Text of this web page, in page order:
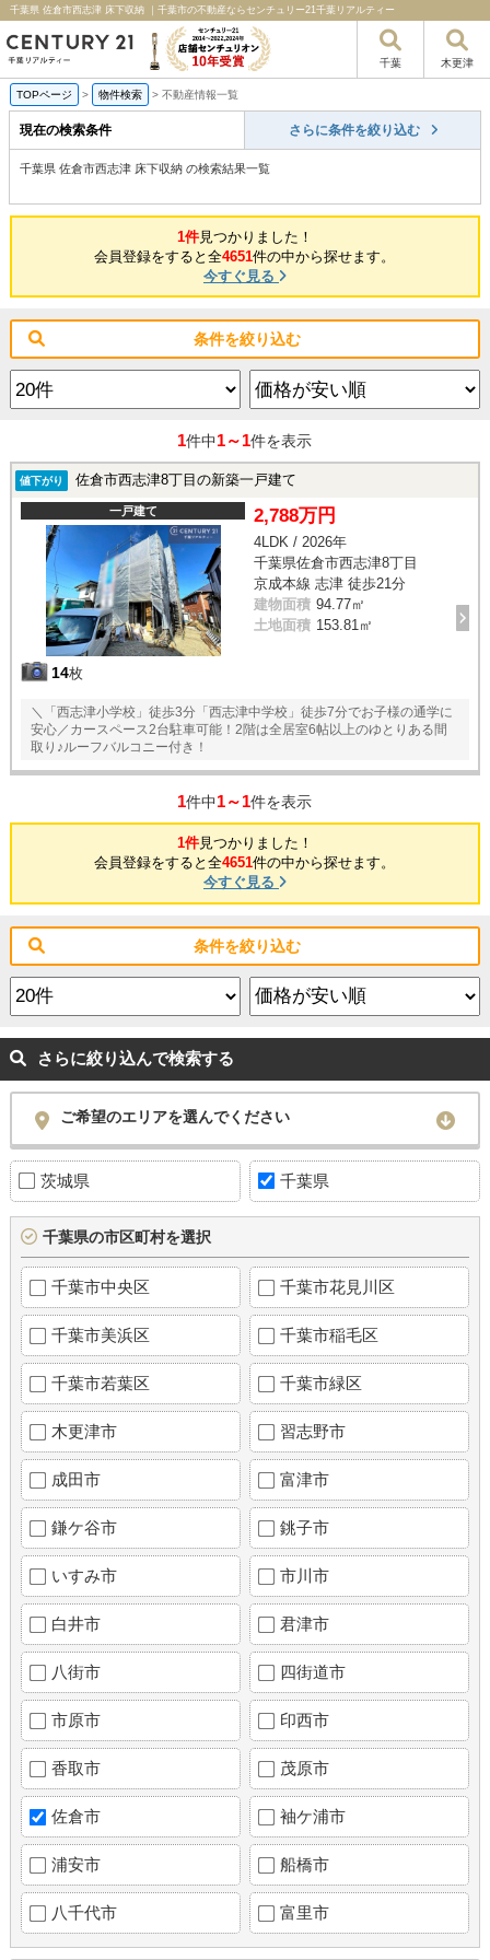
千葉県 佐倉市西志津 床下収納 ｜千葉市の不動産ならセンチュリー21千葉リアルティー
千葉 木更津
TOPページ > 物件検索 > 不動産情報一覧
現在の検索条件 さらに条件を絞り込む
千葉県 佐倉市西志津 床下収納 の検索結果一覧
1件見つかりました！
会員登録をすると全4651件の中から探せます。
今すぐ見る
条件を絞り込む
1件中1～1件を表示
値下がり 佐倉市西志津8丁目の新築一戸建て
一戸建て
14枚
2,788万円
4LDK / 2026年
千葉県佐倉市西志津8丁目
京成本線 志津 徒歩21分
建物面積 94.77㎡
土地面積 153.81㎡
＼「西志津小学校」徒歩3分「西志津中学校」徒歩7分でお子様の通学に
安心／カースペース2台駐車可能！2階は全居室6帖以上のゆとりある間
取り♪ルーフバルコニー付き！
1件中1～1件を表示
1件見つかりました！
会員登録をすると全4651件の中から探せます。
今すぐ見る
条件を絞り込む
さらに絞り込んで検索する
ご希望のエリアを選んでください
茨城県 千葉県
千葉県の市区町村を選択
千葉市中央区 千葉市花見川区
千葉市美浜区 千葉市稲毛区
千葉市若葉区 千葉市緑区
木更津市 習志野市
成田市 富津市
鎌ケ谷市 銚子市
いすみ市 市川市
白井市 君津市
八街市 四街道市
市原市 印西市
香取市 茂原市
佐倉市 袖ケ浦市
浦安市 船橋市
八千代市 富里市